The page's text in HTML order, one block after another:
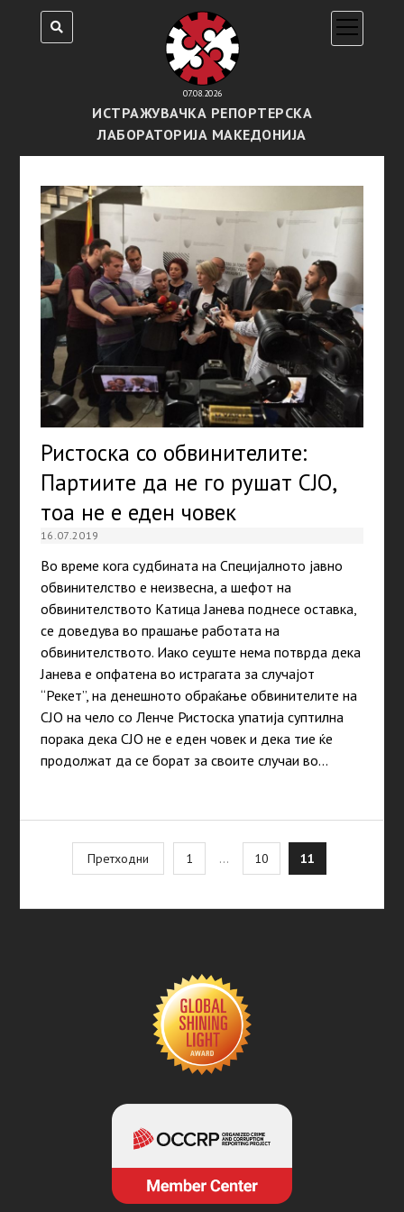
07.08.2026
ИСТРАЖУВАЧКА РЕПОРТЕРСКА
ЛАБОРАТОРИЈА МАКЕДОНИЈА
open
menu
Ристоска со обвинителите:
Партиите да не го рушат СЈО,
тоа не е еден човек
16.07.2019
Во време кога судбината на Специјалното јавно
обвинителство е неизвесна, а шефот на
обвинителството Катица Јанева поднесе оставка,
се доведува во прашање работата на
обвинителството. Иако сеуште немa потврда дека
Јанева е опфатена во истрагата за случајот
“Рекет”, на денешното обраќање обвинителите на
СЈО на чело со Ленче Ристоска упатија суптилна
порака дека СЈО не е еден човек и дека тие ќе
продолжат да се борат за своите случаи во…
pagination
Претходни 1 … 10 11